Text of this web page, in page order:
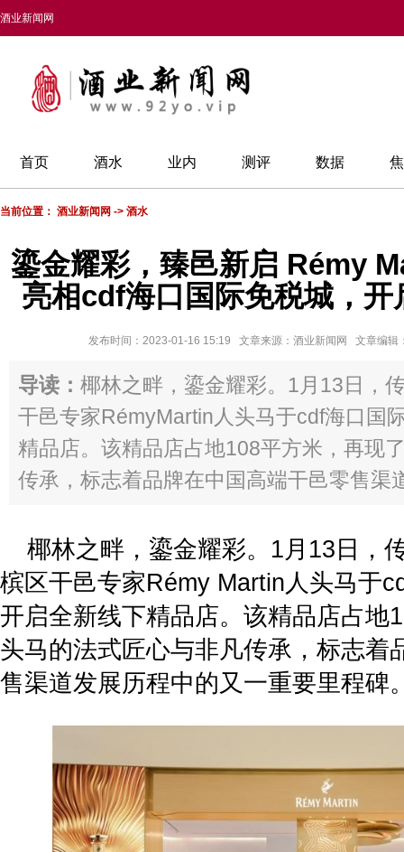
酒业新闻网
首页 酒水 业内 测评 数据
当前位置： 酒业新闻网 -> 酒水
鎏金耀彩，臻邑新启 Rémy
亮相cdf海口国际免税城，开
发布时间：2023-01-16 15:19 文章来源：酒业新闻网 文章编
导读： 椰林之畔，鎏金耀彩。1月13日，
干邑专家RémyMartin人头马于cdf海口国
精品店。该精品店占地108平方米，再现
传承，标志着品牌在中国高端干邑零售渠
椰林之畔，鎏金耀彩。1月13日，
槟区干邑专家Rémy Martin人头马于
开启全新线下精品店。该精品店占地
头马的法式匠心与非凡传承，标志着
售渠道发展历程中的又一重要里程碑